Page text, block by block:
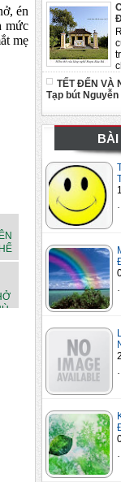
TẾT ĐẾN VÀ
Tạp bút
BÀI
én
mức
mẹ